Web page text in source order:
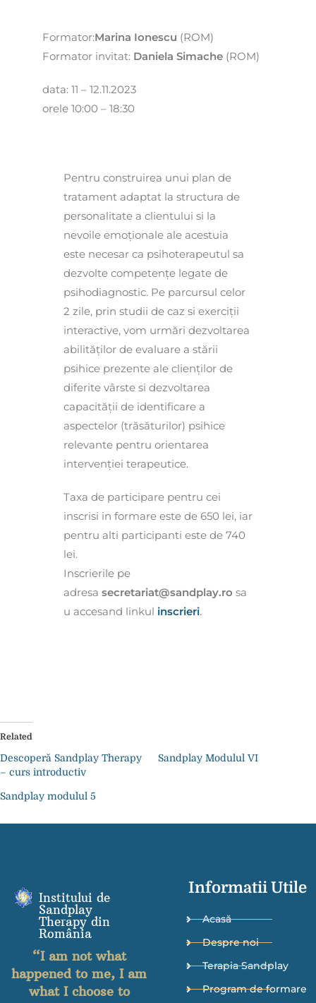
Formator:Marina Ionescu (ROM)
Formator invitat: Daniela Simache (ROM)
data: 11 – 12.11.2023
orele 10:00 – 18:30
Pentru construirea unui plan de
tratament adaptat la structura de
personalitate a clientului si la
nevoile emoționale ale acestuia
este necesar ca psihoterapeutul sa
dezvolte competențe legate de
psihodiagnostic. Pe parcursul celor
2 zile, prin studii de caz si exerciții
interactive, vom urmări dezvoltarea
abilităților de evaluare a stării
psihice prezente ale clienților de
diferite vârste si dezvoltarea
capacității de identificare a
aspectelor (trăsăturilor) psihice
relevante pentru orientarea
intervenției terapeutice.
Taxa de participare pentru cei
inscrisi in formare este de 650 lei, iar
pentru alti participanti este de 740
lei.
Inscrierile pe
adresa secretariat@sandplay.ro sa
u accesand linkul inscrieri.
Related
Descoperă Sandplay Therapy
– curs introductiv
Sandplay Modulul VI
Sandplay modulul 5
Institului de
Sandplay
Therapy din
România
“I am not what
happened to me, I am
what I choose to
Informatii Utile
Acasă
Despre noi
Terapia Sandplay
Program de formare